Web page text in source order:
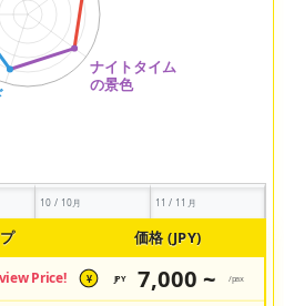
10 / 10月 11 / 11月
価格 (JPY)
Price! ¥ JPY 7,000 ~ /pax